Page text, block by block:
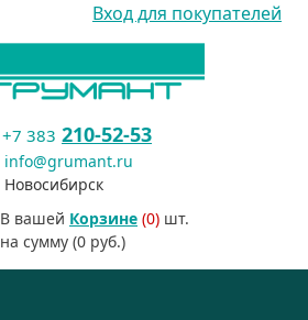
Вход для покупателей
+7 383 210-52-53
info@grumant.ru
Новосибирск
В вашей Корзине (0) шт.
на сумму (0 руб.)